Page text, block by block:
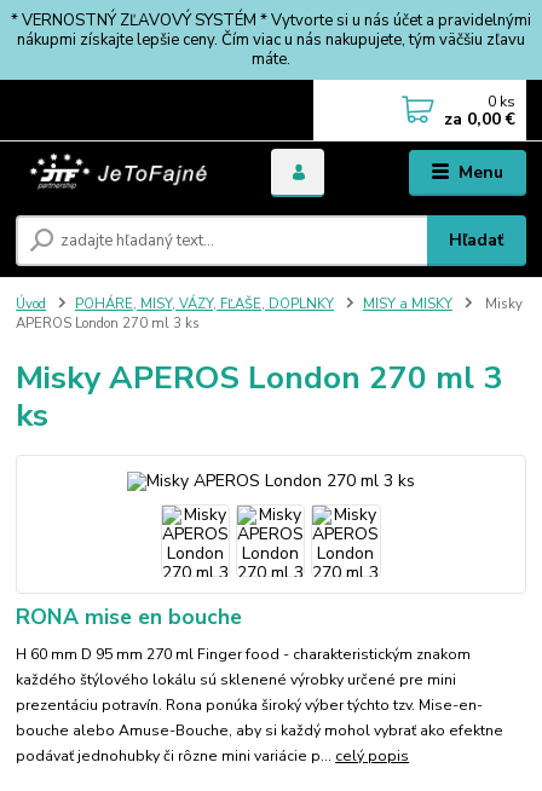
* VERNOSTNÝ ZĽAVOVÝ SYSTÉM * Vytvorte si u nás účet a pravidelnými
nákupmi získajte lepšie ceny. Čím viac u nás nakupujete, tým väčšiu zľavu
máte.
Menu
Hľadať
0 ks
za 0,00 €
Úvod POHÁRE, MISY, VÁZY, FĽAŠE, DOPLNKY MISY a MISKY
Misky
APEROS London 270 ml 3 ks
Misky APEROS London 270 ml 3
ks
RONA mise en bouche
H 60 mm D 95 mm 270 ml Finger food - charakteristickým znakom
každého štýlového lokálu sú sklenené výrobky určené pre mini
prezentáciu potravín. Rona ponúka široký výber týchto tzv. Mise-en-
bouche alebo Amuse-Bouche, aby si každý mohol vybrať ako efektne
podávať jednohubky či rôzne mini variácie p... celý popis